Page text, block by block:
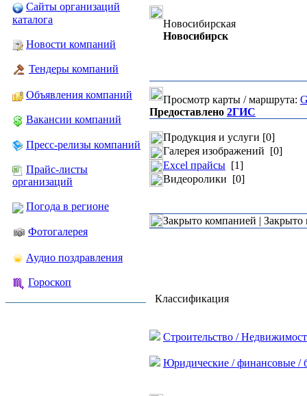
Сайты организаций
каталога
Новости компаний
Тендеры компаний
Объявления компаний
Вакансии компаний
Пресс-релизы компаний
Прайс-листы
организаций
Погода в регионе
Фотогалерея
Аудио поздравления
Гороскоп
Новосибирская
Новосибирск
Просмотр карты / маршрута:
Предоставлено 2ГИС
Продукция и услуги [0]
Галерея изображений [0]
Excel прайсы [1]
Видеоролики [0]
Закрыто компанией |
Классификация
Строительство /
Юридические / финансовые /